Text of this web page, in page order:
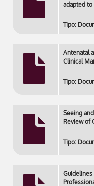
adapted
Tipo:
Antenatal
Clinical
Tipo:
Seeing
Review of
Tipo:
Guidelines